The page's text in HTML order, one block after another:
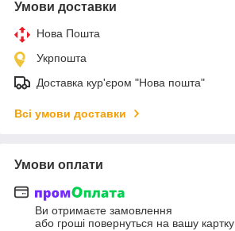
Умови доставки
Нова Пошта
Укрпошта
Доставка кур'єром "Нова пошта"
Всі умови доставки
Умови оплати
Ви отримаєте замовлення
або гроші повернуться на вашу картку